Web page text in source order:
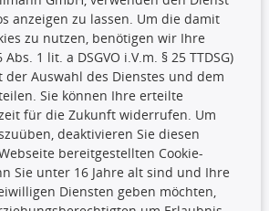
anzeigen zu lassen. Um die damit
zu nutzen, benötigen wir Ihre
1 lit. a DSGVO i.V.m. § 25 TTDSG)
der Auswahl des Dienstes und dem
Sie können Ihre erteilte
für die Zukunft widerrufen. Um
deaktivieren Sie diesen
bereitgestellten Cookie-
Sie unter 16 Jahre alt sind und Ihre
Diensten geben möchten,